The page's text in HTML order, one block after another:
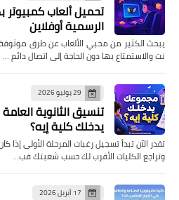
تحميل ألعاب كمبيوتر
الرسمية أوفلاين
يبحث الكثير من محبي الألعاب عن طرق
نت والاستمتاع بها دون الحاجة إلى اتصال دائم …
29 يوليو 2026
يدخلك كلية إيه؟
تقدر الآن تبدأ تسجيل رغبات المرحلة الأولى
وتراجع الكليات الأقرب لك حسب شعبتك قب…
17 أبريل 2026